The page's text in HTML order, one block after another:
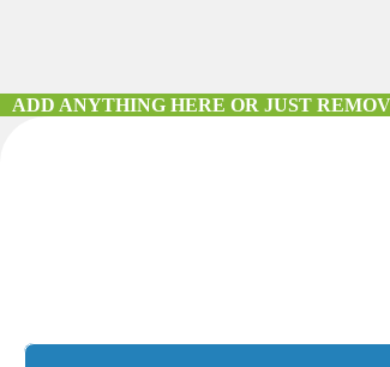
ADD ANYTHING HERE OR JUST